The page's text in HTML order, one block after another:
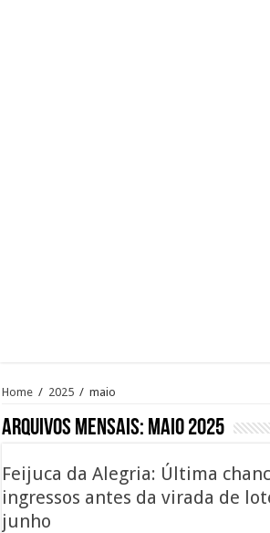
Home / 2025 / maio
Arquivos mensais: maio 2025
Feijuca da Alegria: Última
ingressos antes da virada de
junho